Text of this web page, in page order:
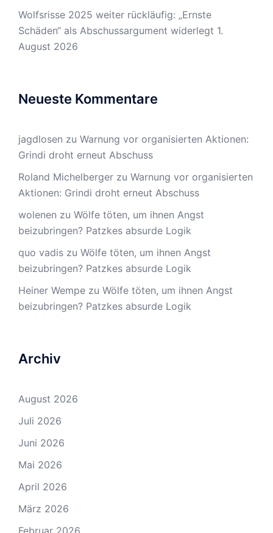
Wolfsrisse 2025 weiter rückläufig: „Ernste
Schäden“ als Abschussargument widerlegt 1.
August 2026
Neueste Kommentare
jagdlosen zu Warnung vor organisierten Aktionen:
Grindi droht erneut Abschuss
Roland Michelberger zu Warnung vor organisierten
Aktionen: Grindi droht erneut Abschuss
wolenen zu Wölfe töten, um ihnen Angst
beizubringen? Patzkes absurde Logik
quo vadis zu Wölfe töten, um ihnen Angst
beizubringen? Patzkes absurde Logik
Heiner Wempe zu Wölfe töten, um ihnen Angst
beizubringen? Patzkes absurde Logik
Archiv
August 2026
Juli 2026
Juni 2026
Mai 2026
April 2026
März 2026